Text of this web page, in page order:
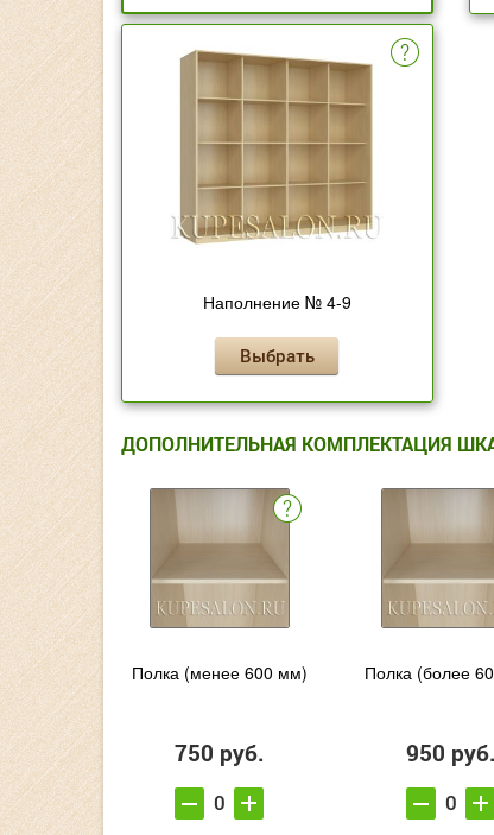
Наполнение № 4-9
Выбрать
ДОПОЛНИТЕЛЬНАЯ КОМПЛЕКТАЦИЯ
Полка (менее 600 мм)
750 руб.
Полка (более
950 руб.